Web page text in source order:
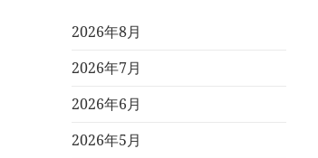
2026年8月
2026年7月
2026年6月
2026年5月